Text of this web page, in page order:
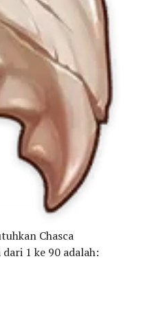
Chasca
1 ke 90 adalah: